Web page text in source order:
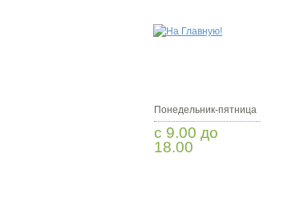
Понедельник-пятница
с 9.00 до
18.00